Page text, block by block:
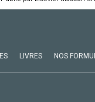
LIVRES NOS